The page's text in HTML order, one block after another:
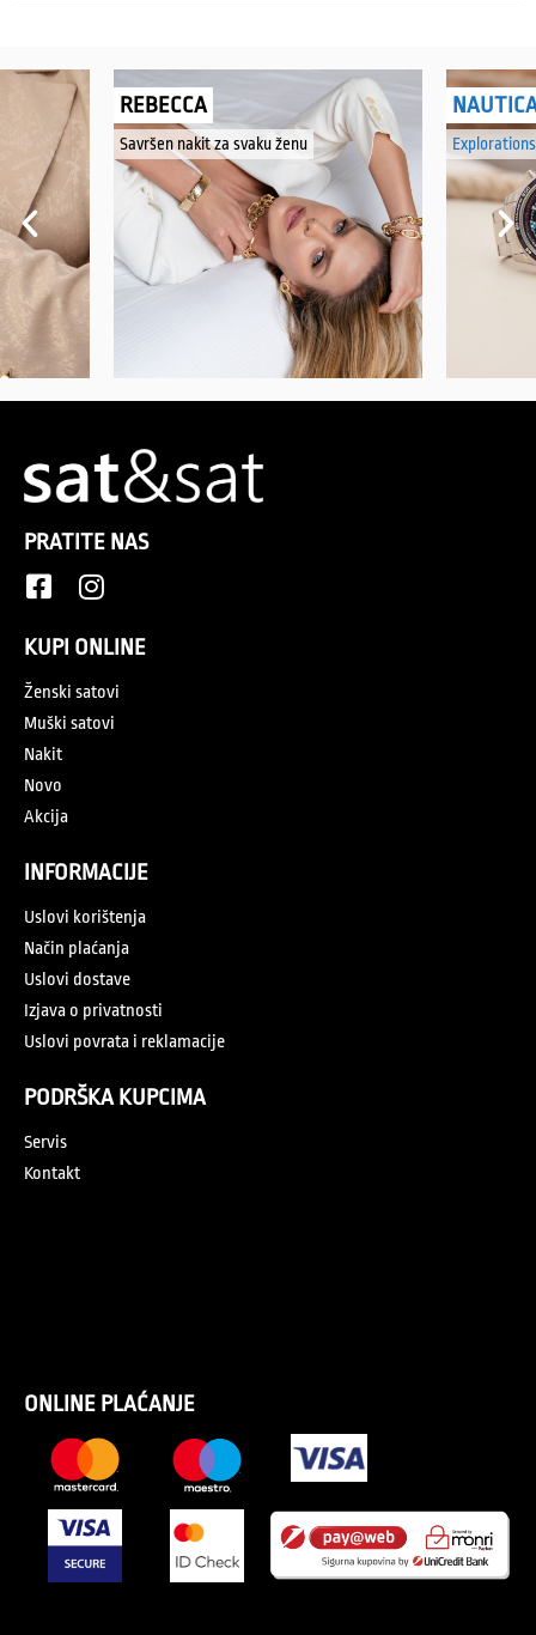
REBECCA
Savršen nakit za svaku ženu
PRATITE NAS
KUPI ONLINE
Ženski satovi
Muški satovi
Nakit
Novo
Akcija
INFORMACIJE
Uslovi korištenja
Način plaćanja
Uslovi dostave
Izjava o privatnosti
Uslovi povrata i reklamacije
PODRŠKA KUPCIMA
Servis
Kontakt
ONLINE PLAĆANJE